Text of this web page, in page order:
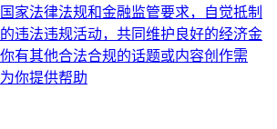
家法律法规和金融监管要求，自觉抵制
违法违规活动，共同维护良好的经济金
有其他合法合规的话题或内容创作需
你提供帮助